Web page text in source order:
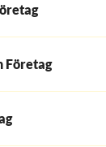
Företag